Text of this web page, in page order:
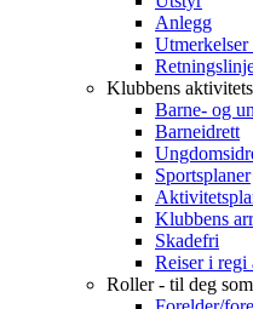
Anlegg
Klubbens
Barne- og
Barneidrett
Sportsplaner
Klubbens
Skadefri
Reiser i regi
Roller - til deg